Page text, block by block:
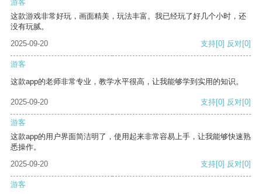
游客
这款游戏非常好玩，画面精美，玩法丰富。我已经玩了好几个小时，还
没有玩腻。
2025-09-20
支持[0] 反对[0]
游客
这款app的老师非常专业，教学水平很高，让我能够学到实用的知识。
2025-09-20 支持[0] 反对[0]
游客
这款app的用户界面简洁明了，使用起来非常容易上手，让我能够快速熟
悉操作。
2025-09-20
支持[0] 反对[0]
游客